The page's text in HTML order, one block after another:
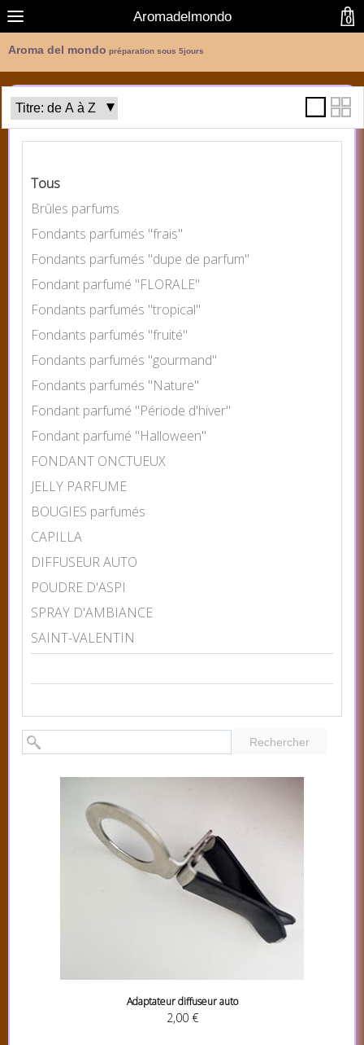
Aromadelmondo
Aroma del mondo préparation sous 5jours
Tous
Brûles parfums
Fondants parfumés "frais"
Fondants parfumés "dupe de parfum"
Fondant parfumé "FLORALE"
Fondants parfumés "tropical"
Fondants parfumés "fruité"
Fondants parfumés "gourmand"
Fondants parfumés "Nature"
Fondant parfumé "Période d'hiver"
Fondant parfumé "Halloween"
FONDANT ONCTUEUX
JELLY PARFUME
BOUGIES parfumés
CAPILLA
DIFFUSEUR AUTO
POUDRE D'ASPI
SPRAY D'AMBIANCE
SAINT-VALENTIN
Rechercher
Adaptateur diffuseur auto
2,00 €
0